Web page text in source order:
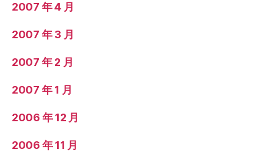
2007 年 4 月
2007 年 3 月
2007 年 2 月
2007 年 1 月
2006 年 12 月
2006 年 11 月